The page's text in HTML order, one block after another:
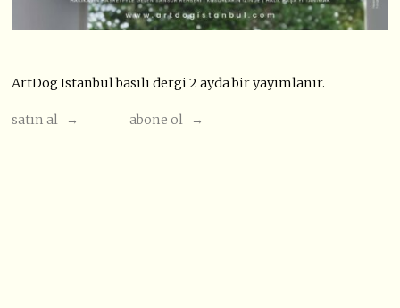
ArtDog Istanbul basılı dergi 2 ayda bir yayımlanır.
satın al → abone ol →